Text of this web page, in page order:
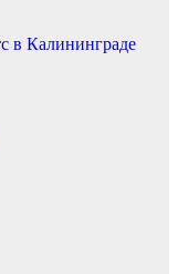
в Калининграде